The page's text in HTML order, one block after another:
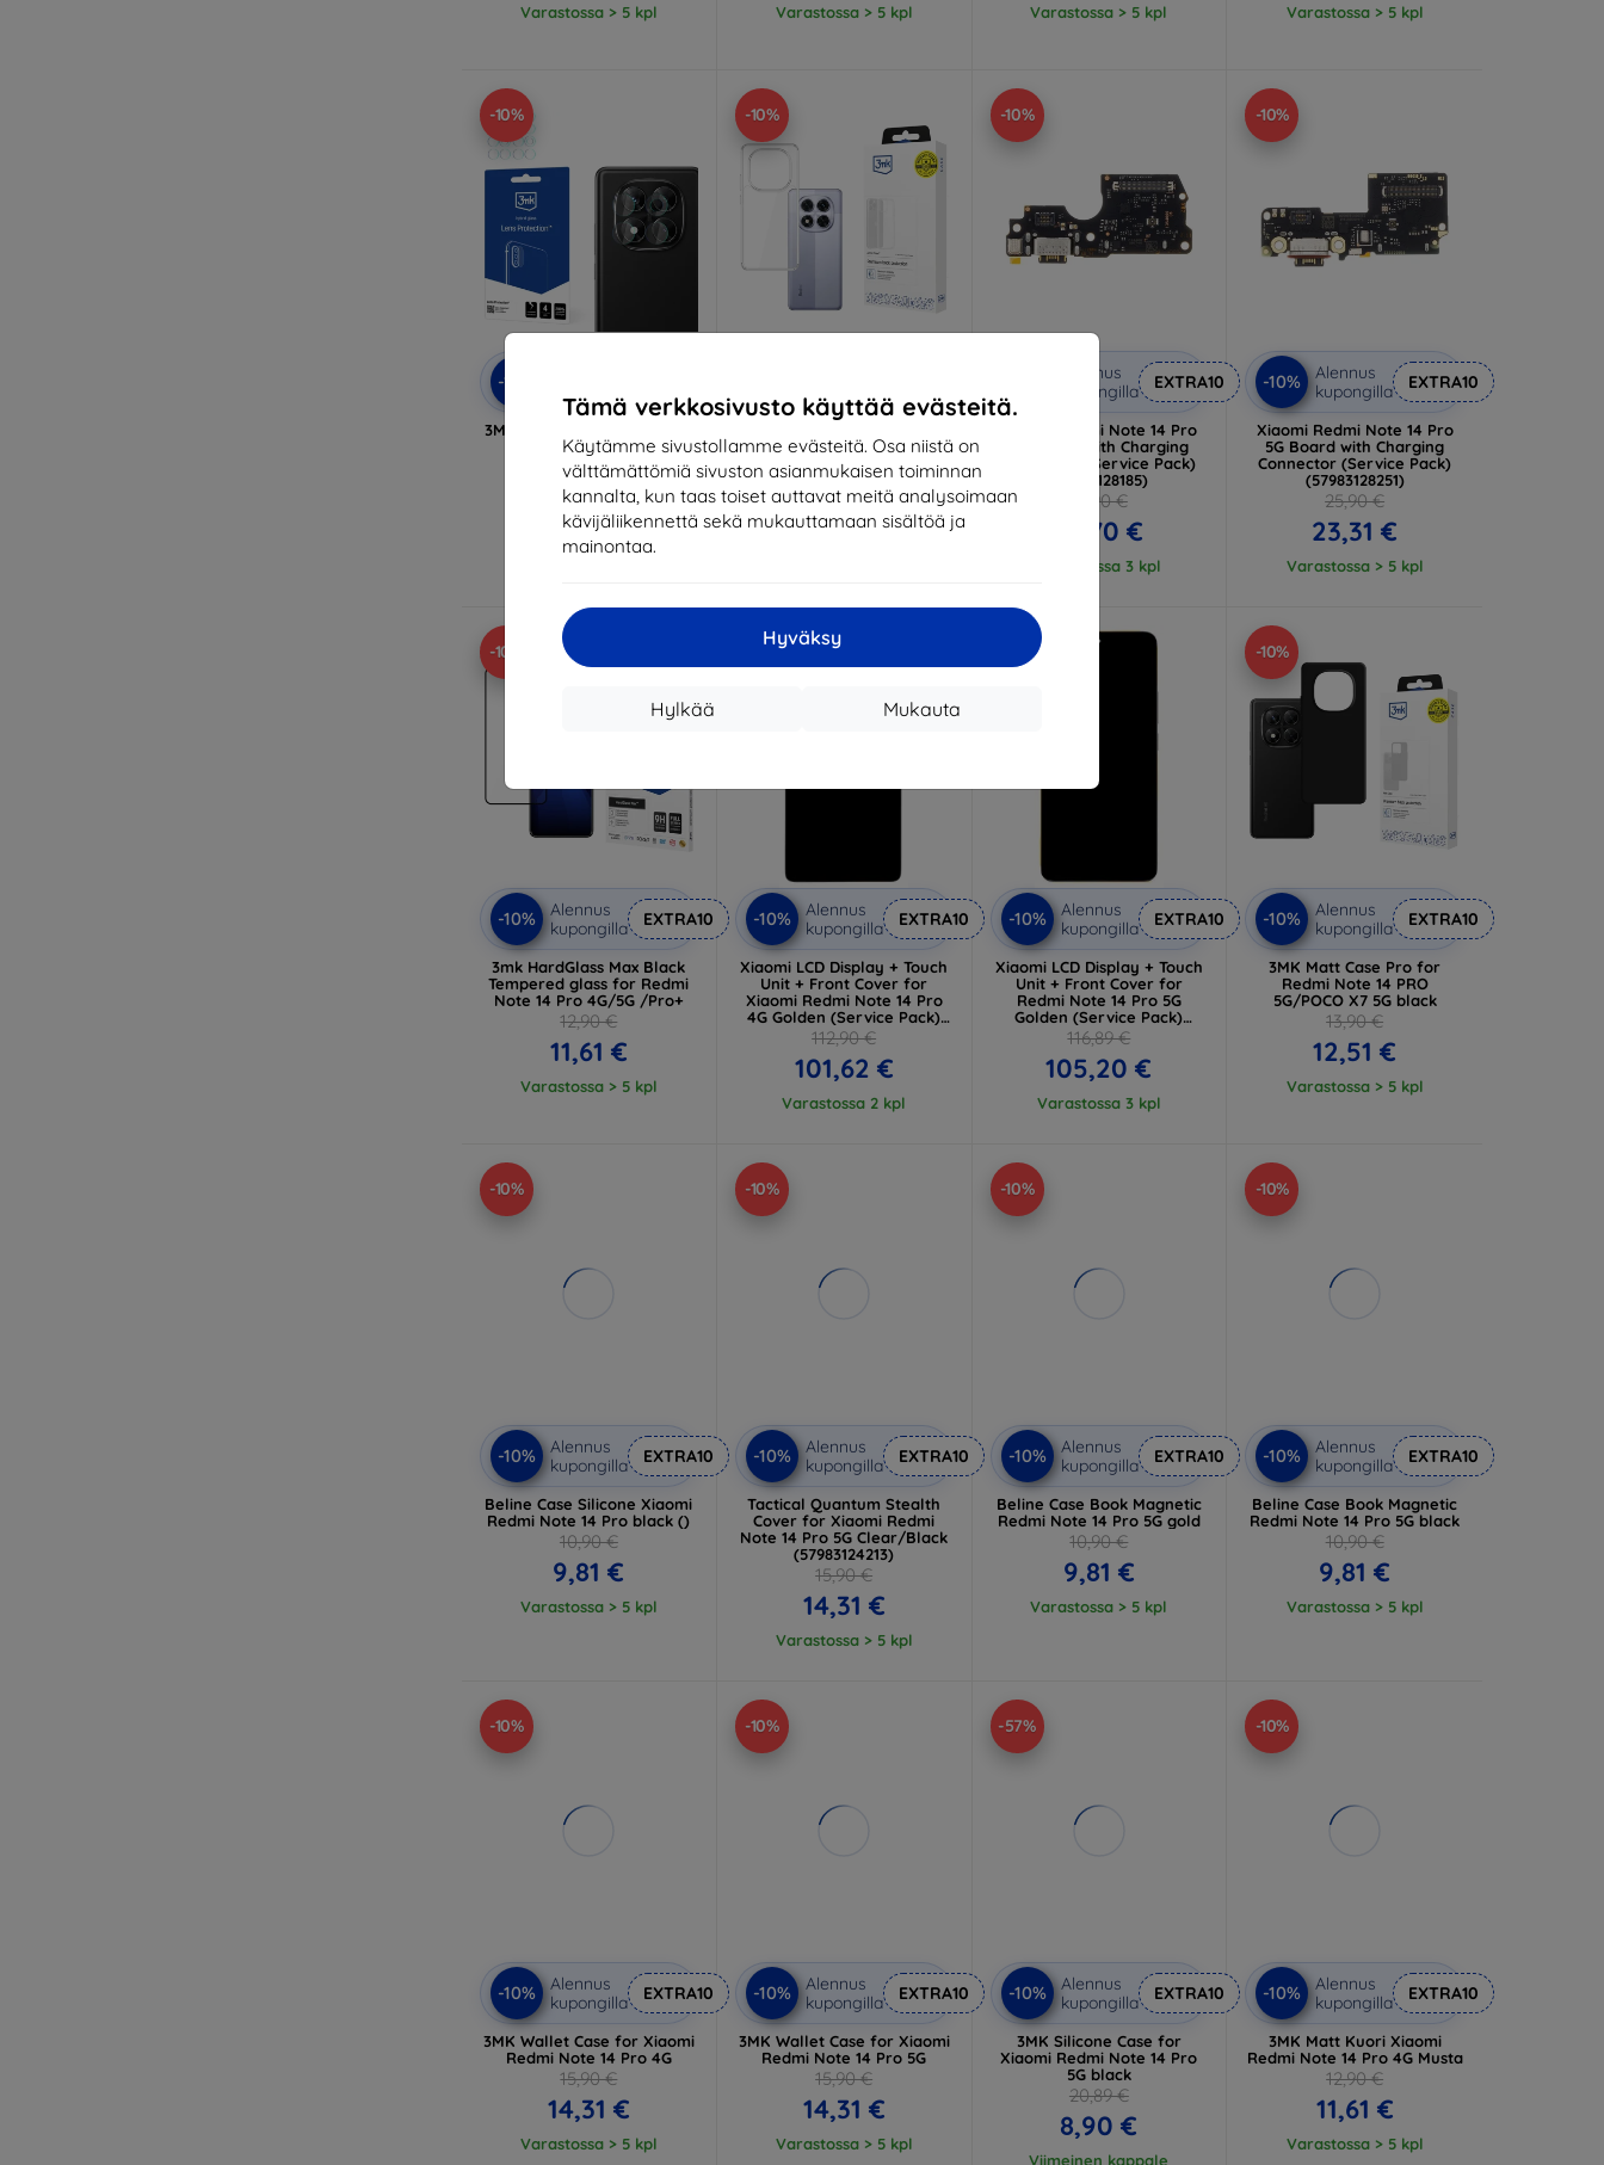
Tämä verkkosivusto käyttää evästeitä.
Käytämme sivustollamme evästeitä. Osa niistä on
välttämättömiä sivuston asianmukaisen toiminnan
kannalta, kun taas toiset auttavat meitä analysoimaan
kävijäliikennettä sekä mukauttamaan sisältöä ja
mainontaa.
Hyväksy
Mukauta
Hylkää
Varastossa > 5 kpl Varastossa > 5 kpl Varastossa > 5 kpl Varastossa > 5 kpl
-10%
-10%
3MK Lens Protection Redmi
Note 14 Pro 4G:lle
11,90 €
10,71 €
Varastossa > 5 kpl
-10%
Note 14 PRO/14 PRO+ 5G:lle
14,90 €
13,42 €
Varastossa > 5 kpl
-10%
Alennus
kupongilla
EXTRA10
Xiaomi Redmi Note 14 Pro
4G Board with Charging
Connector (Service Pack)
(57983128185)
21,90 €
19,70 €
Varastossa 3 kpl
-10%
-10%
Alennus
kupongilla
EXTRA10
Xiaomi Redmi Note 14 Pro
5G Board with Charging
Connector (Service Pack)
(57983128251)
25,90 €
23,31 €
Varastossa > 5 kpl
-10%
-10%
Alennus
kupongilla
EXTRA10
3mk HardGlass Max Black
Tempered glass for Redmi
Note 14 Pro 4G/5G /Pro+
12,90 €
11,61 €
Varastossa > 5 kpl
-10%
-10%
Alennus
kupongilla
EXTRA10
Xiaomi LCD Display + Touch
Unit + Front Cover for
Xiaomi Redmi Note 14 Pro
4G Golden (Service Pack)
(560009000O600)
112,90 €
101,62 €
Varastossa 2 kpl
-10%
-10%
Alennus
kupongilla
EXTRA10
Xiaomi LCD Display + Touch
Unit + Front Cover for
Redmi Note 14 Pro 5G
Golden (Service Pack)
(56004600O1600)
116,89 €
105,20 €
Varastossa 3 kpl
-10%
-10%
Alennus
kupongilla
EXTRA10
3MK Matt Case Pro for
Redmi Note 14 PRO
5G/POCO X7 5G black
13,90 €
12,51 €
Varastossa > 5 kpl
-10%
-10%
Alennus
kupongilla
EXTRA10
Beline Case Silicone Xiaomi
Redmi Note 14 Pro black ()
10,90 €
9,81 €
Varastossa > 5 kpl
-10%
-10%
Alennus
kupongilla
EXTRA10
Tactical Quantum Stealth
Cover for Xiaomi Redmi
Note 14 Pro 5G Clear/Black
(57983124213)
15,90 €
14,31 €
Varastossa > 5 kpl
-10%
-10%
Alennus
kupongilla
EXTRA10
Beline Case Book Magnetic
Redmi Note 14 Pro 5G gold
10,90 €
9,81 €
Varastossa > 5 kpl
-10%
-10%
Alennus
kupongilla
EXTRA10
Beline Case Book Magnetic
Redmi Note 14 Pro 5G black
10,90 €
9,81 €
Varastossa > 5 kpl
-10%
-10%
Alennus
kupongilla
EXTRA10
3MK Wallet Case for Xiaomi
Redmi Note 14 Pro 4G
15,90 €
14,31 €
Varastossa > 5 kpl
-10%
-10%
Alennus
kupongilla
EXTRA10
3MK Wallet Case for Xiaomi
Redmi Note 14 Pro 5G
15,90 €
14,31 €
Varastossa > 5 kpl
-57%
-10%
Alennus
kupongilla
EXTRA10
3MK Silicone Case for
Xiaomi Redmi Note 14 Pro
5G black
20,89 €
8,90 €
Viimeinen kappale
-10%
-10%
Alennus
kupongilla
EXTRA10
3MK Matt Kuori Xiaomi
Redmi Note 14 Pro 4G Musta
12,90 €
11,61 €
Varastossa > 5 kpl